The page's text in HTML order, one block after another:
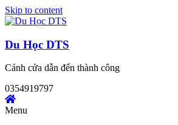
Skip to content
Du Học DTS
Cánh cửa dẫn đến thành công
0354919797
Menu